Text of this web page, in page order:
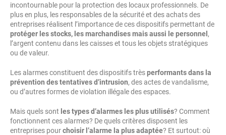
incontournable pour la protection des locaux professionnels. De
plus en plus, les responsables de la sécurité et des achats des
entreprises réalisent l’importance de ces dispositifs permettant de
protéger les stocks, les marchandises mais aussi le personnel ,
l’argent contenu dans les caisses et tous les objets stratégiques
ou de valeur.
Les alarmes constituent des dispositifs trèsperformants dans la
prévention des tentatives d’intrusion, des actes de vandalisme,
ou d’autres formes de violation illégale des espaces.
Mais quels sont les types d’alarmes les plus utilisés? Comment
fonctionnent ces alarmes? De quels critères disposent les
entreprises pourchoisir l’alarme la plus adaptée? Et surtout: où